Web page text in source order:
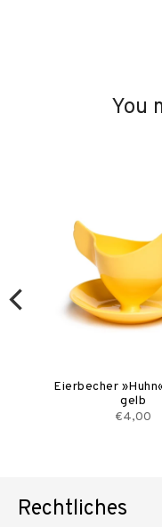
You
Eierbecher
gelb
€4,00
Rechtliches